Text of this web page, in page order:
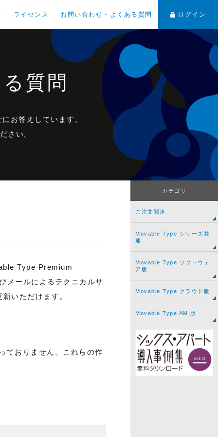
ライセンス お問い合わせ・よくある質問 ログイン
質問
お答えしています。
さい。
Type Premium
メールによるテクニカルサ
いただけます。
ておりません。これらの作
カテゴリ
ご注文関連
Movable Type シリーズ共
通
Movable Type ソフトウェ
ア版
Movable Type クラウド版
Movable Type AMI版